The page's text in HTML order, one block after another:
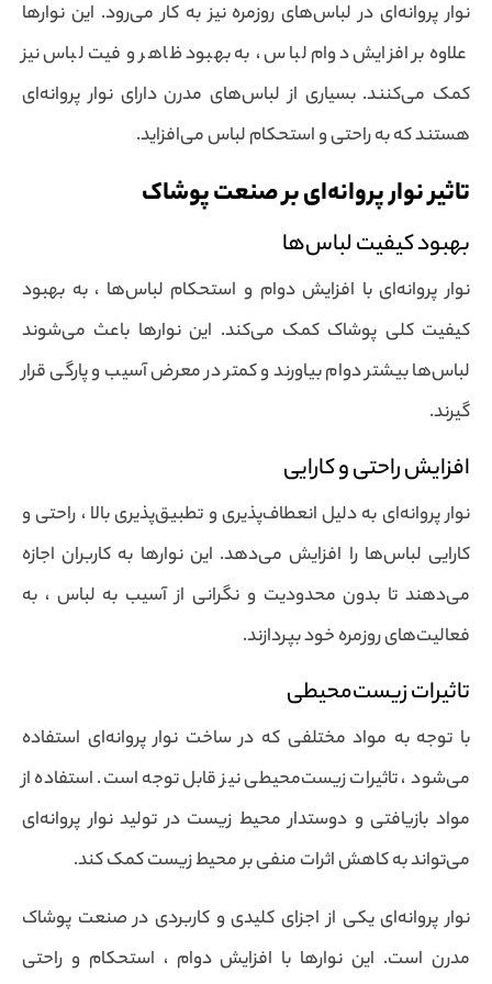
نوار پروانه‌ای در لباس‌های روزمره نیز به کار می‌رود. این نوارها
علاوه بر افزایش دوام لباس ، به بهبود ظاهر و فیت لباس نیز
کمک می‌کنند. بسیاری از لباس‌های مدرن دارای نوار پروانه‌ای
هستند که به راحتی و استحکام لباس می‌افزاید.
تاثیر نوار پروانه‌ای بر صنعت پوشاک
بهبود کیفیت لباس‌ها
نوار پروانه‌ای با افزایش دوام و استحکام لباس‌ها ، به بهبود
کیفیت کلی پوشاک کمک می‌کند. این نوارها باعث می‌شوند
لباس‌ها بیشتر دوام بیاورند و کمتر در معرض آسیب و پارگی قرار
گیرند.
افزایش راحتی و کارایی
نوار پروانه‌ای به دلیل انعطاف‌پذیری و تطبیق‌پذیری بالا ، راحتی و
کارایی لباس‌ها را افزایش می‌دهد. این نوارها به کاربران اجازه
می‌دهند تا بدون محدودیت و نگرانی از آسیب به لباس ، به
فعالیت‌های روزمره خود بپردازند.
تاثیرات زیست‌محیطی
با توجه به مواد مختلفی که در ساخت نوار پروانه‌ای استفاده
می‌شود ، تاثیرات زیست‌محیطی نیز قابل توجه است. استفاده از
مواد بازیافتی و دوستدار محیط زیست در تولید نوار پروانه‌ای
می‌تواند به کاهش اثرات منفی بر محیط زیست کمک کند.
نوار پروانه‌ای یکی از اجزای کلیدی و کاربردی در صنعت پوشاک
مدرن است. این نوارها با افزایش دوام ، استحکام و راحتی